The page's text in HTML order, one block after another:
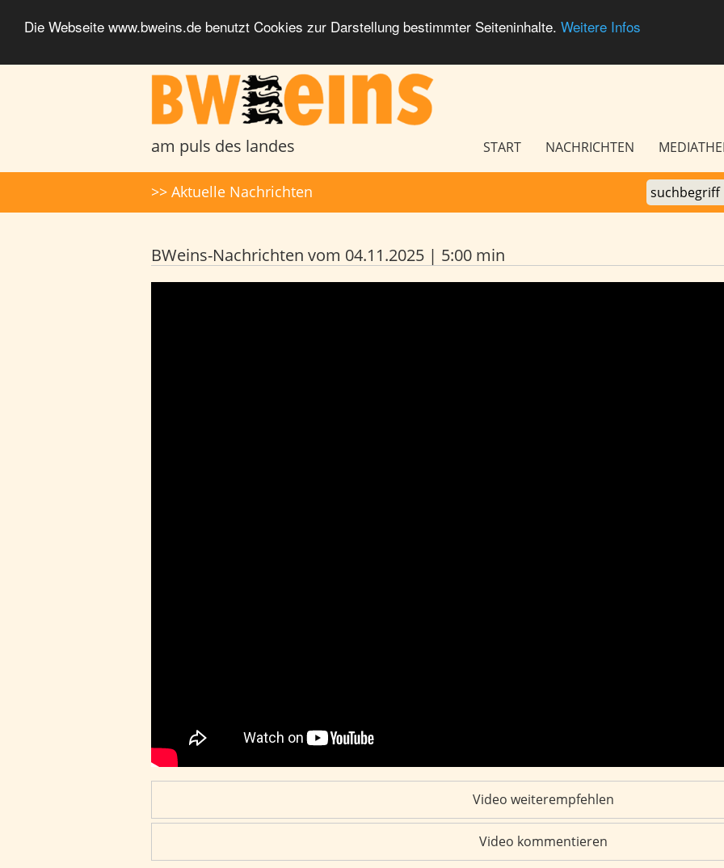
Die Webseite www.bweins.de benutzt Cookies zur Darstellung bestimmter Seiteninhalte. Weitere Infos
BWeins - Am Puls des Landes
am puls des landes Seitennavigation
START NACHRICHTEN
>> Aktuelle Nachrichten
BWeins-Nachrichten vom 04.11.2025 | 5:00 min
Video weiterempfehlen
Video kommentieren